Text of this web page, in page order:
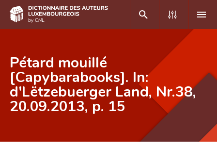
DE FR
Accueil
Auteur(e)s A-Z
Pétard mouillé
[Capybarabooks]. In:
d'Lëtzebuerger Land, Nr.38,
20.09.2013, p. 15